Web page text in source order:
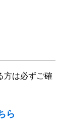
方は必ずご確
ら